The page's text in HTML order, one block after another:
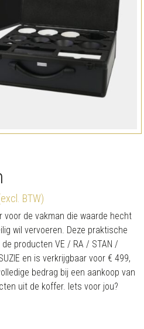
BTW)
voor de vakman die waarde hecht
wil vervoeren. Deze praktische
producten VE / RA / STAN /
en is verkrijgbaar voor € 499,
bedrag bij een aankoop van
uit de koffer. Iets voor jou?